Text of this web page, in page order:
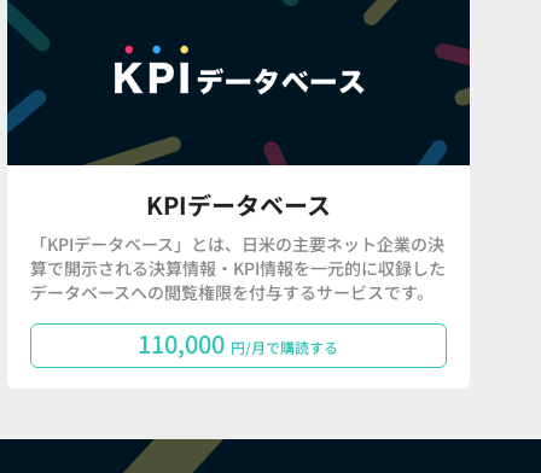
KPIデータベース
「KPIデータベース」とは、日米の主要ネット企業の決
算で開示される決算情報・KPI情報を一元的に収録した
データベースへの閲覧権限を付与するサービスです。
110,000 円/月で購読する